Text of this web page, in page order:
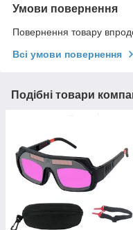
Умови повернення
Повернення товару
Всі умови повернення
Подібні товари